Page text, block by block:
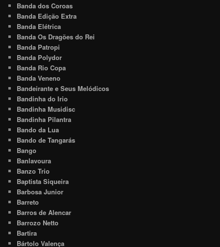
Banda dos Coroas
Banda Edição Extra
Banda Elétrica
Banda Os Dragões do Rei
Banda Patropi
Banda Polydor
Banda Rio Copa
Banda Veneno
Bandeirante e Seus Melódicos
Bandinha do Irio
Bandinha Musidisc
Bandinha Pilantra
Bando da Lua
Bando de Tangarás
Bango
Banlavoura
Banzo Trio
Baptista Siqueira
Barbosa Junior
Barreto
Barros de Alencar
Barrozo Netto
Bartira
Bártolo Valença